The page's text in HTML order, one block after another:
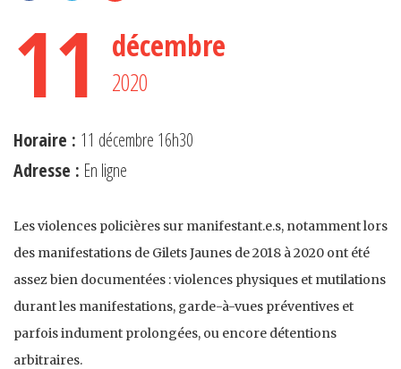
11 décembre
2020
Horaire : 11 décembre 16h30
Adresse : En ligne
Les violences policières sur manifestant.e.s, notamment lors
des manifestations de Gilets Jaunes de 2018 à 2020 ont été
assez bien documentées : violences physiques et mutilations
durant les manifestations, garde-à-vues préventives et
parfois indument prolongées, ou encore détentions
arbitraires.